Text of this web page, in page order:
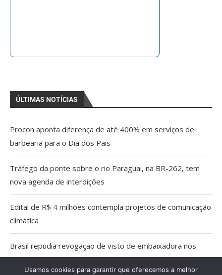
ÚLTIMAS NOTÍCIAS
Procon aponta diferença de até 400% em serviços de
barbearia para o Dia dos Pais
Tráfego da ponte sobre o rio Paraguai, na BR-262, tem
nova agenda de interdições
Edital de R$ 4 milhões contempla projetos de comunicação
climática
Brasil repudia revogação de visto de embaixadora nos
EUA
Usamos cookies para garantir que oferecemos a melhor